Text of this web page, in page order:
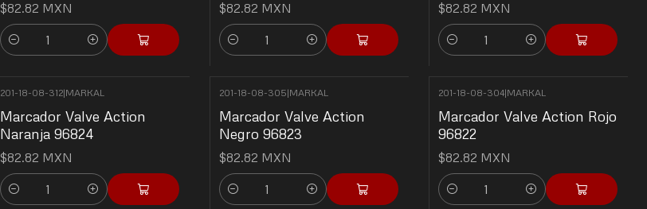
$82.82 MXN
Cantidad
$82.82 MXN
Cantidad
$82.82 MXN
Cantidad
201-18-08-312|MARKAL
Marcador Valve Action
Naranja 96824
$82.82 MXN
Cantidad
201-18-08-305|MARKAL
Marcador Valve Action
Negro 96823
$82.82 MXN
Cantidad
201-18-08-304|MARKAL
Marcador Valve Action Rojo
96822
$82.82 MXN
Cantidad